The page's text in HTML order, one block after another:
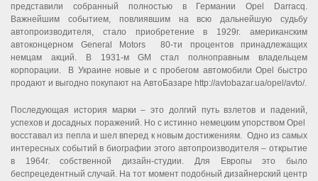
представили собранный полностью в Германии Opel Darracq.
Важнейшим событием, повлиявшим на всю дальнейшую судьбу
автопроизводителя, стало приобретение в 1929г. американским
автоконцерном General Motors 80-ти процентов принадлежащих
немцам акций. В 1931-м GM стал полноправным владельцем
корпорации. В Украине новые и с пробегом автомобили Opel быстро
продают и выгодно покупают на АвтоБазаре http://avtobazar.ua/opel/avto/.
Последующая история марки – это долгий путь взлетов и падений,
успехов и досадных поражений. Но с истинно немецким упорством Opel
восставал из пепла и шел вперед к новым достижениям. Одно из самых
интересных событий в биографии этого автопроизводителя – открытие
в 1964г. собственной дизайн-студии. Для Европы это было
беспрецедентный случай. На тот момент подобный дизайнерский центр